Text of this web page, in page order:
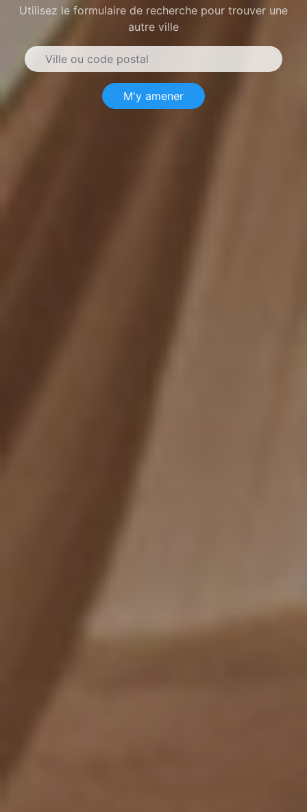
Utilisez le formulaire de recherche pour trouver une
autre ville
M'y amener